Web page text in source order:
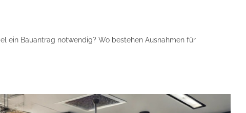
ein Bauantrag notwendig? Wo bestehen Ausnahmen für